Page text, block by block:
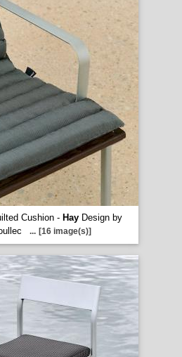
Cushion - HayDesign by
... [16 image(s)]